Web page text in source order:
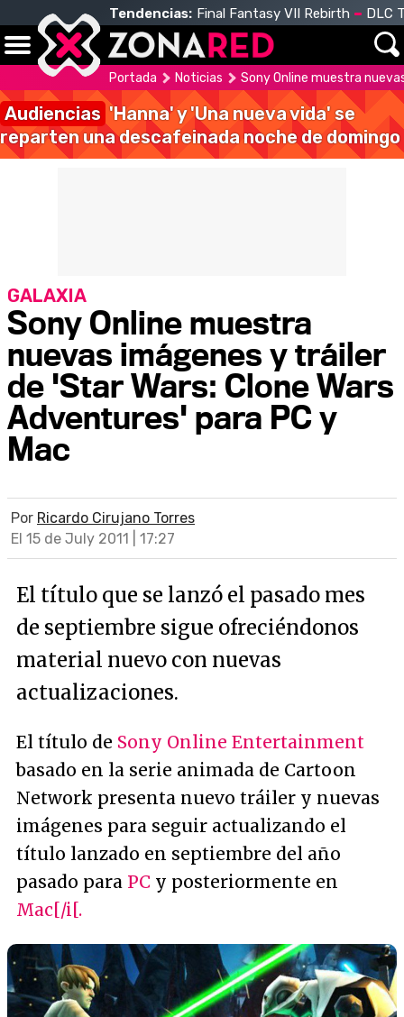
Tendencias: Final Fantasy VII Rebirth DLC
Portada Noticias Sony Online muestra
Audiencias 'Hanna' y 'Una nueva vida' se
reparten una descafeinada noche de domingo
Sony Online muestra
nuevas imágenes y tráiler
de 'Star Wars: Clone Wars
Adventures' para PC y
Mac
GALAXIA
Por Ricardo Cirujano Torres
El 15 de July 2011 | 17:27
El título que se lanzó el pasado mes
de septiembre sigue ofreciéndonos
material nuevo con nuevas
actualizaciones.
El título de Sony Online Entertainment
basado en la serie animada de Cartoon
Network presenta nuevo tráiler y nuevas
imágenes para seguir actualizando el
título lanzado en septiembre del año
pasado para PC y posteriormente en
Mac[/i[.